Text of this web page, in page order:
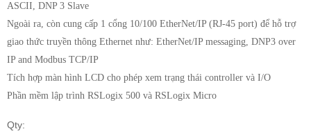
ASCII, DNP 3 Slave
Ngoài ra, còn cung cấp 1 cổng 10/100 EtherNet/IP (RJ-45 port) để hỗ trợ
giao thức truyền thông Ethernet như: EtherNet/IP messaging, DNP3 over
IP and Modbus TCP/IP
Tích hợp màn hình LCD cho phép xem trạng thái controller và I/O
Phần mềm lập trình RSLogix 500 và RSLogix Micro
Qty: